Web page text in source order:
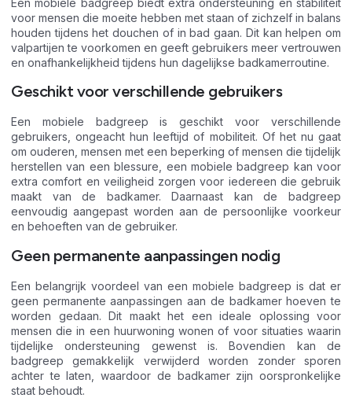
voor mensen die moeite hebben met staan of zichzelf in balans
houden tijdens het douchen of in bad gaan. Dit kan helpen om
valpartijen te voorkomen en geeft gebruikers meer vertrouwen
en onafhankelijkheid tijdens hun dagelijkse badkamerroutine.
Geschikt voor verschillende gebruikers
Een mobiele badgreep is geschikt voor verschillende
gebruikers, ongeacht hun leeftijd of mobiliteit. Of het nu gaat
om ouderen, mensen met een beperking of mensen die tijdelijk
herstellen van een blessure, een mobiele badgreep kan voor
extra comfort en veiligheid zorgen voor iedereen die gebruik
maakt van de badkamer. Daarnaast kan de badgreep
eenvoudig aangepast worden aan de persoonlijke voorkeur
en behoeften van de gebruiker.
Geen permanente aanpassingen nodig
Een belangrijk voordeel van een mobiele badgreep is dat er
geen permanente aanpassingen aan de badkamer hoeven te
worden gedaan. Dit maakt het een ideale oplossing voor
mensen die in een huurwoning wonen of voor situaties waarin
tijdelijke ondersteuning gewenst is. Bovendien kan de
badgreep gemakkelijk verwijderd worden zonder sporen
achter te laten, waardoor de badkamer zijn oorspronkelijke
staat behoudt.